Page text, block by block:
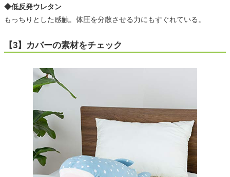
◆低反発ウレタン
もっちりとした感触。体圧を分散させる力にもすぐれている。
【3】カバーの素材をチェック